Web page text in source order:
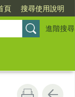
頁 搜尋使用說明
進階搜尋